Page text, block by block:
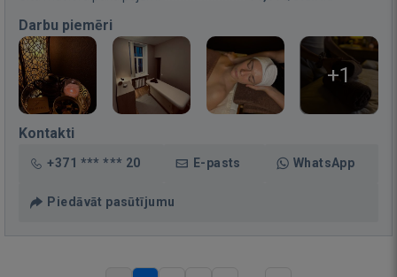
Darbu piemēri
+1
Kontakti
+371 *** *** 20 E-pasts WhatsApp
Piedāvāt pasūtījumu